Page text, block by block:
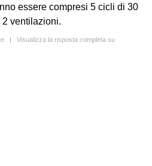
essere compresi 5 cicli di 30
ventilazioni.
| Visualizza la risposta completa su